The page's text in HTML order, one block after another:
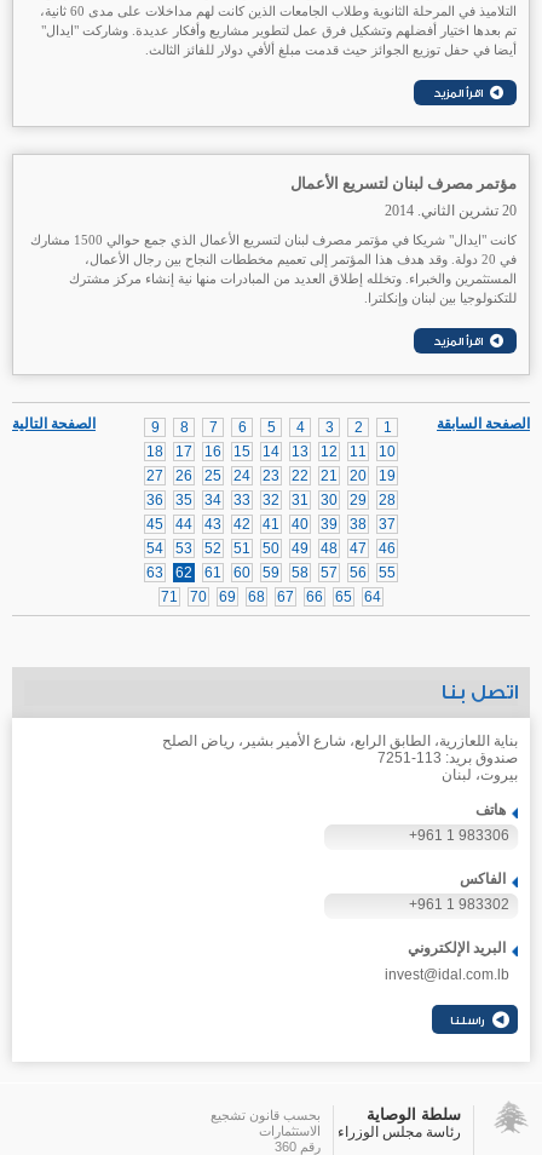
التلاميذ في المرحلة الثانوية وطلاب الجامعات الذين كانت لهم مداخلات على مدى 60 ثانية،
تم بعدها اختيار أفضلهم وتشكيل فرق عمل لتطوير مشاريع وأفكار عديدة. وشاركت "ايدال"
أيضا في حفل توزيع الجوائز حيث قدمت مبلغ ألأفي دولار للفائز الثالث.
مؤتمر مصرف لبنان لتسريع الأعمال
20 تشرين الثاني. 2014
كانت "ايدال" شريكا في مؤتمر مصرف لبنان لتسريع الأعمال الذي جمع حوالي 1500 مشارك
في 20 دولة. وقد هدف هذا المؤتمر إلى تعميم مخططات النجاح بين رجال الأعمال،
المستثمرين والخبراء. وتخلله إطلاق العديد من المبادرات منها نية إنشاء مركز مشترك
للتكنولوجيا بين لبنان وإنكلترا.
الصفحة التالية 1
2
3
4
5
6
7
8
9
10
11
12
13
14
15
16
17
18
19
20
21
22
23
24
25
26
27
28
29
30
31
32
33
34
35
36
37
38
39
40
41
42
43
44
45
46
47
48
49
50
51
52
53
54
55
56
57
58
59
60
61
62
63
64
65
66
67
68
69
70
71
الصفحة السابقة
اتصل بنا
بناية اللعازرية، الطابق الرابع، شارع الأمير بشير، رياض الصلح
صندوق بريد: 113-7251
بيروت، لبنان
هاتف
+961 1 983306
الفاكس
+961 1 983302
البريد الإلكتروني
invest@idal.com.lb
سلطة الوصاية
رئاسة مجلس الوزراء
بحسب قانون تشجيع
الاستثمارات
رقم 360